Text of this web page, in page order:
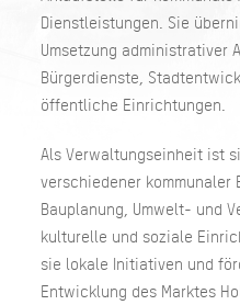
Dienstleistungen. Sie
Umsetzung administrativer
Bürgerdienste,
öffentliche Einrichtungen.
Als Verwaltungseinheit ist
verschiedener kommunaler
Bauplanung, Umwelt- und
kulturelle und soziale
sie lokale Initiativen und
Entwicklung des Marktes